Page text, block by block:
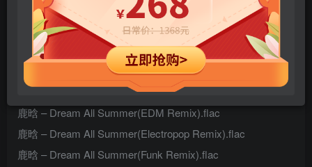
KUAN & 鹿晗 – That’s right.flac
队长 & 鹿晗 – 影子.flac
鹿晗 – 1.1.flac
鹿晗 – Catch me when I fall (Remix) [feat. R3HAB].flac
鹿晗 – Don’t Bother.flac
鹿晗 – Dream All Summer(EDM Remix).flac
鹿晗 – Dream All Summer(Electropop Remix).flac
鹿晗 – Dream All Summer(Funk Remix).flac